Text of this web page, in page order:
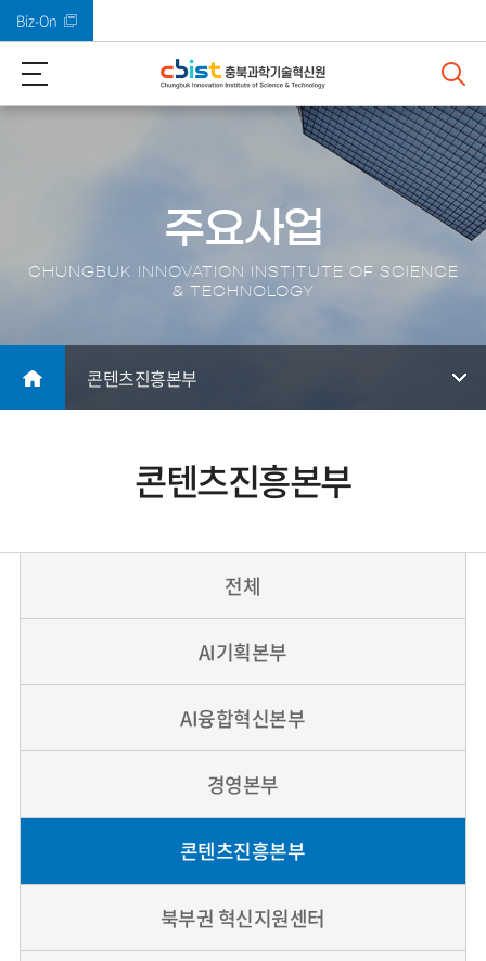
Biz-On
주요사업
CHUNGBUK INNOVATION INSTITUTE OF SCIENCE
& TECHNOLOGY
콘텐츠진흥본부
콘텐츠진흥본부
전체
AI기획본부
AI융합혁신본부
경영본부
콘텐츠진흥본부
북부권 혁신지원센터